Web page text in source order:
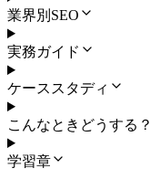
業界別SEO
実務ガイド
ケーススタディ
こんなときどうする？
学習章